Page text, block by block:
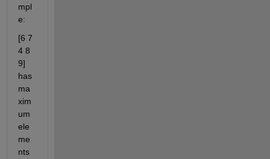
mpl
e:
[6 7
4 8
9]
has
ma
xim
um
ele
me
nts